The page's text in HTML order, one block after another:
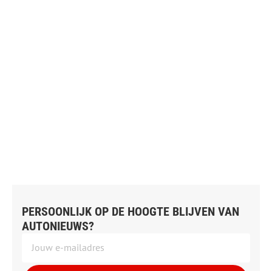
PERSOONLIJK OP DE HOOGTE BLIJVEN VAN
AUTONIEUWS?